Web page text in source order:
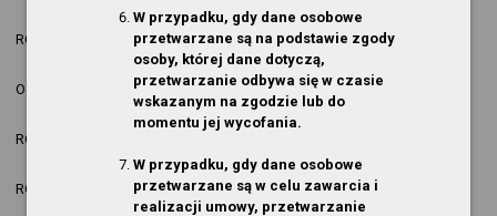
ROK 2026
2026-04-01
12:38:01
Jakub Kasprzyk nowa pozycja
Ogłoszenia
2026-03-30
13:58:32
Jakub Kasprzyk nowa pozycja
ROK 2026
2026-02-23
ROK 2026
2026-02-23
14:47:50
Jakub Kasprzyk
W przypadku, gdy dane osobowe
przetwarzane są na podstawie zgody
osoby, której dane dotyczą,
przetwarzanie odbywa się w czasie
wskazanym na zgodzie lub do
momentu jej wycofania.
W przypadku, gdy dane osobowe
przetwarzane są w celu zawarcia i
realizacji umowy, przetwarzanie